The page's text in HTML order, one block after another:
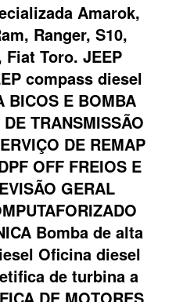
Amarok,
Ranger, S10,
Toro. JEEP
compass diesel
BICOS E BOMBA
TRANSMISSÃO
DE REMAP
OFF FREIOS E
GERAL
Bomba de alta
Oficina diesel
de turbina a